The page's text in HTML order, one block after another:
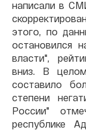
написали в
этого, по
остановился
власти",
вниз. В
составило
степени
России"
республике